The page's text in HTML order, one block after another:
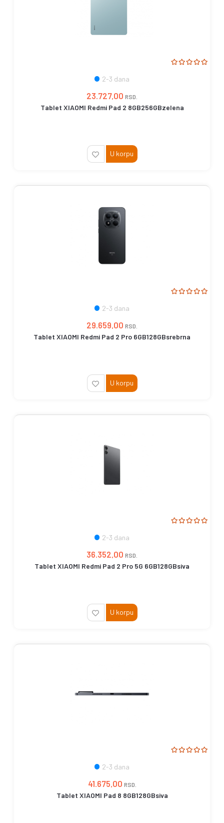
2-3 dana
23.727,00 RSD.
Tablet XIAOMI Redmi Pad 2 8GB256GBzelena
U korpu
2-3 dana
29.659,00 RSD.
Tablet XIAOMI Redmi Pad 2 Pro 6GB128GBsrebrna
U korpu
2-3 dana
36.352,00 RSD.
Tablet XIAOMI Redmi Pad 2 Pro 5G 6GB128GBsiva
U korpu
2-3 dana
41.675,00 RSD.
Tablet XIAOMI Pad 8 8GB128GBsiva